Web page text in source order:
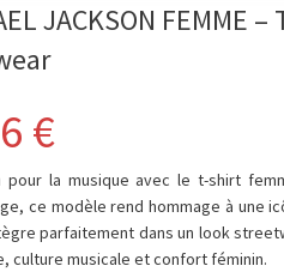
JACKSON FEMME
€
la musique avec le t-shirt
ce modèle rend hommage à une
parfaitement dans un look
culture musicale et confort féminin.